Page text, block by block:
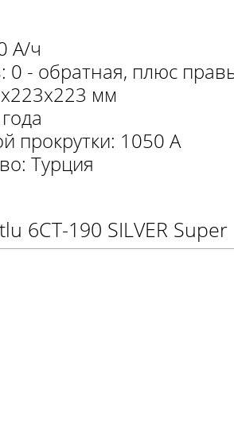
А/ч
0 - обратная, плюс
мм
прокрутки: 1050 А
Турция
6CT-190 SILVER